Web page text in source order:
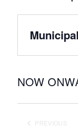
NOW
PREVIOUS